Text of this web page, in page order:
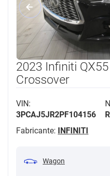
2023 Infiniti
Crossover
VIN:
3PCAJ5JR2PF104156
Fabricante: INFINITI
Wagon